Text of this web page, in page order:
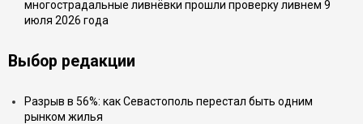
многострадальные ливнёвки прошли проверку ливнем 9
июля 2026 года
Выбор редакции
Разрыв в 56%: как Севастополь перестал быть одним
рынком жилья